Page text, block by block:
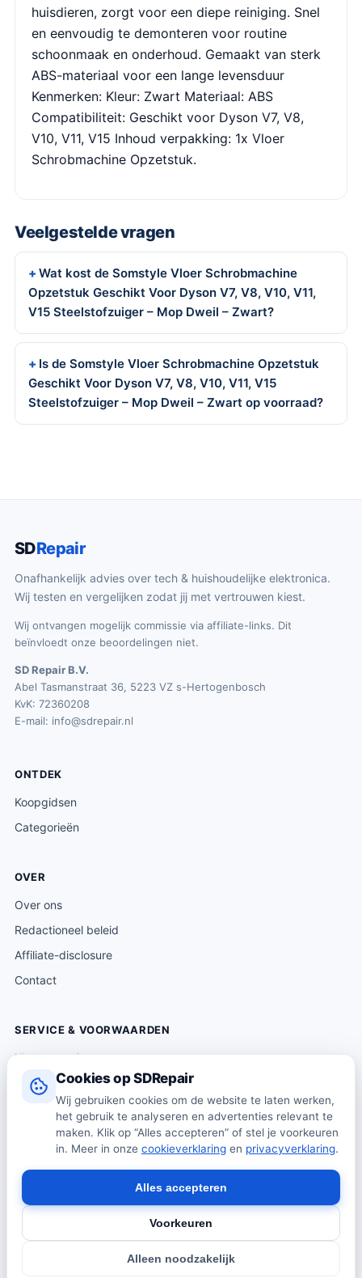
Cookies op SDRepair
Wij gebruiken cookies om de website te laten werken,
het gebruik te analyseren en advertenties relevant te
maken. Klik op “Alles accepteren” of stel je voorkeuren
in. Meer in onze cookieverklaring en privacyverklaring.
Alleen noodzakelijk
Voorkeuren
Alles accepteren
huisdieren, zorgt voor een diepe reiniging. Snel
en eenvoudig te demonteren voor routine
schoonmaak en onderhoud. Gemaakt van sterk
ABS-materiaal voor een lange levensduur
Kenmerken: Kleur: Zwart Materiaal: ABS
Compatibiliteit: Geschikt voor Dyson V7, V8,
V10, V11, V15 Inhoud verpakking: 1x Vloer
Schrobmachine Opzetstuk.
Veelgestelde vragen
Wat kost de Somstyle Vloer Schrobmachine
Opzetstuk Geschikt Voor Dyson V7, V8, V10, V11,
V15 Steelstofzuiger – Mop Dweil – Zwart?
Is de Somstyle Vloer Schrobmachine Opzetstuk
Geschikt Voor Dyson V7, V8, V10, V11, V15
Steelstofzuiger – Mop Dweil – Zwart op voorraad?
SDRepair
Onafhankelijk advies over tech & huishoudelijke elektronica.
Wij testen en vergelijken zodat jij met vertrouwen kiest.
Wij ontvangen mogelijk commissie via affiliate-links. Dit
beïnvloedt onze beoordelingen niet.
SD Repair B.V.
Abel Tasmanstraat 36, 5223 VZ s-Hertogenbosch
KvK: 72360208
E-mail: info@sdrepair.nl
ONTDEK
Koopgidsen
Categorieën
OVER
Over ons
Redactioneel beleid
Affiliate-disclosure
Contact
SERVICE & VOORWAARDEN
Klantenservice
Verzending & levering
Retourneren
Algemene voorwaarden
verkopen zelf geen producten · Alle prijzen onder voorbehoud.